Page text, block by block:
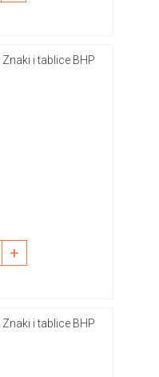
Znaki i tablice BHP
+
Znaki i tablice BHP